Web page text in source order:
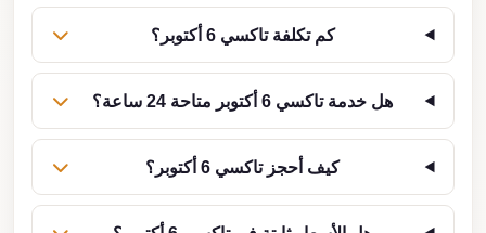
كم تكلفة تاكسي 6 أكتوبر؟
هل خدمة تاكسي 6 أكتوبر متاحة 24 ساعة؟
كيف أحجز تاكسي 6 أكتوبر؟